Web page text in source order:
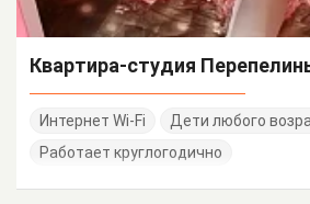
Квартира-студия
Интернет Wi-Fi
Дети любого
Работает круглогодично